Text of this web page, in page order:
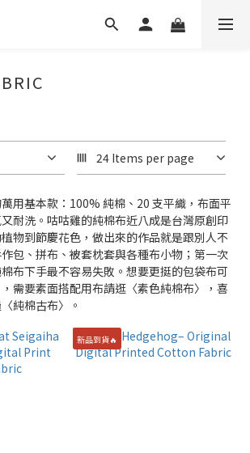
24 Items per page
用基本款：100% 純棉、20 支平織，布面平
耐洗。咕咕雞的純棉布近八成是台灣原創印
物到節慶花色，做出來的作品就是跟別人不
包、拼布、被套枕套與各種布小物；第一次
布下手最不容易失敗。想要更挺的包袋布可
需要素面搭配用布請逛〈素色純棉布〉，喜
純棉古布〉。
新品到貨🔥